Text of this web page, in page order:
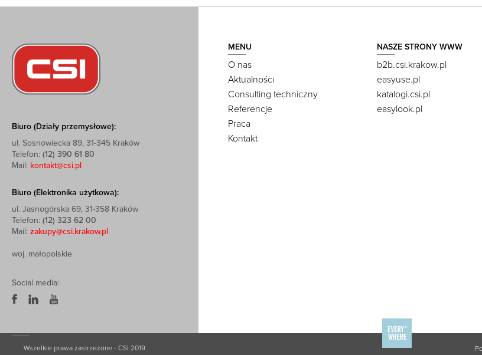
Biuro (Działy przemysłowe):
ul. Sosnowiecka 89, 31-345 Kraków
Telefon: (12) 390 61 80
Mail: kontakt@csi.pl
Biuro (Elektronika użytkowa):
ul. Jasnogórska 69, 31-358 Kraków
Telefon: (12) 323 62 00
Mail: zakupy@csi.krakow.pl
woj. małopolskie
Social media:
MENU
O nas
Aktualności
Consulting techniczny
Referencje
Praca
Kontakt
NASZE STRONY WWW
b2b.csi.krakow.pl
easyuse.pl
katalogi.csi.pl
easylook.pl
Wszelkie prawa zastrzeżone - CSI 2019